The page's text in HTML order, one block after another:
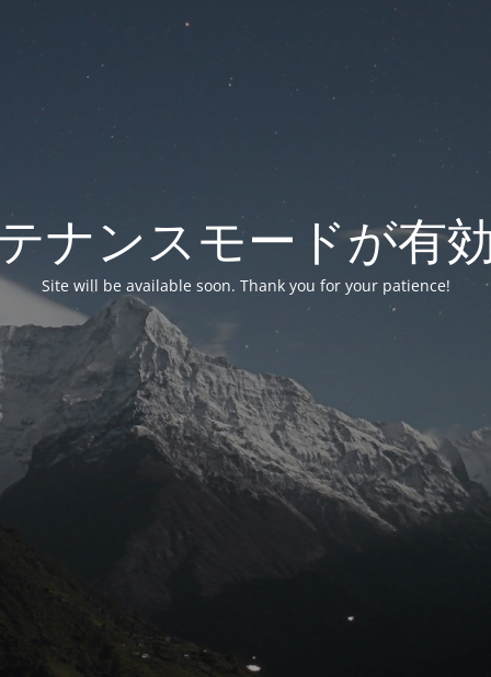
ナンスモードが有
Site will be available soon. Thank you for your patience!